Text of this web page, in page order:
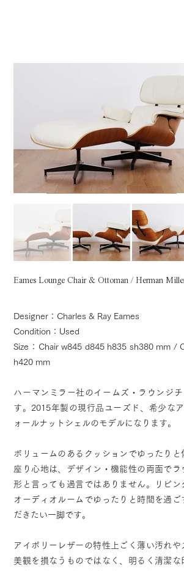
Eames Lounge Chair & Ottoman / Herman
Designer：Charles & Ray Eames
Condition：Used
Size：Chair w845 d845 h835 sh380 mm /
h420 mm
ハーマンミラー社のイームズ・ラウンジ
す。2015年製の現行品ユーズド、希少な
ォールナットシェルのモデルになります。
ボリュームのあるクッションでゆったりと
座り心地は、デザイン・機能性の両面でラ
形と言っても過言ではありません。リビン
オーディオルームでゆったりと時間を過
だきたい一脚です。
アイボリーレザーの特性上ごく薄い汚れ
美観を損なうものではなく、明るく清潔な